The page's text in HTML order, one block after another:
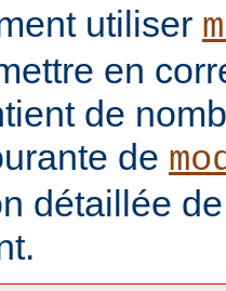
utiliser
en
de
de
détaillée